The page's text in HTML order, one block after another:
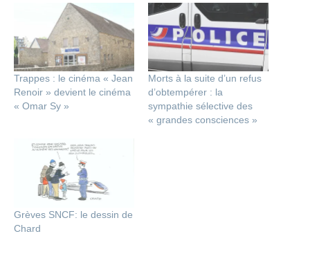
Trappes : le cinéma « Jean
Renoir » devient le cinéma
« Omar Sy »
Morts à la suite d’un refus
d’obtempérer : la
sympathie sélective des
« grandes consciences »
Grèves SNCF: le dessin de
Chard